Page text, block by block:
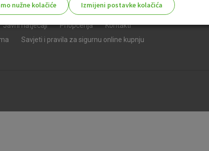
Javni natječaji Priopćenja
Kontakti
Savjeti i pravila za sigurnu online kupnju
nužne kolačiće
Izmijeni postavke kolačića